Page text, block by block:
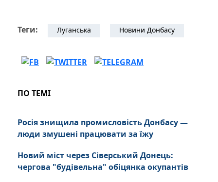
Теги: Луганська Новини Донбасу
ПО ТЕМІ
Росія знищила промисловість Донбасу —
люди змушені працювати за їжу
Новий міст через Сіверський Донець:
чергова "будівельна" обіцянка окупантів